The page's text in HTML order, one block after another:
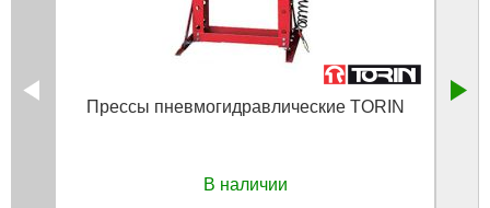
Прессы пневмогидравлические TORIN
В наличии